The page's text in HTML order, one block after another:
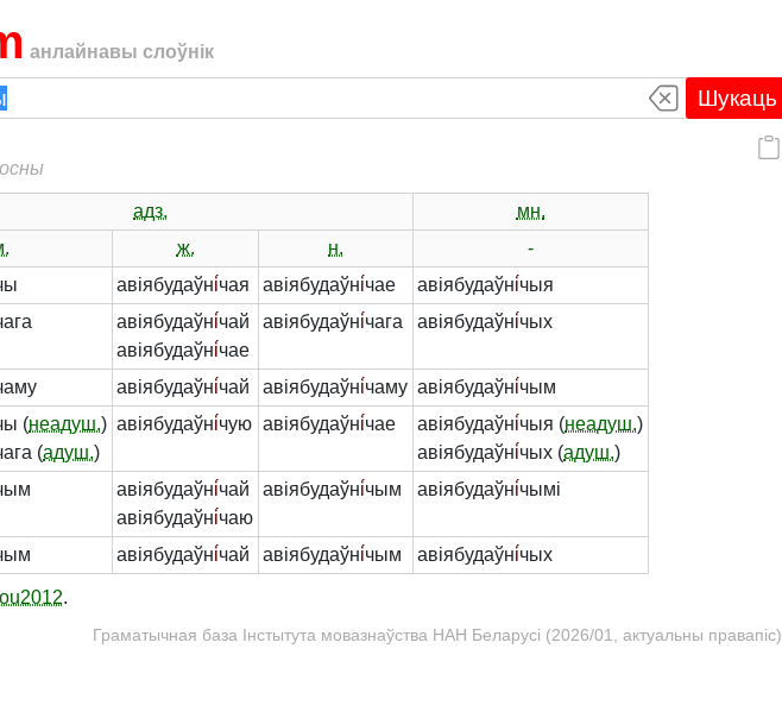
анлайнавы слоўнік
Шукаць
адз.
мн.
ж. н.
-
авіябудаўні́чая авіябудаўні́чае авіябудаўні́чыя
авіябудаўні́чай
авіябудаўні́чае
авіябудаўні́чага авіябудаўні́чых
авіябудаўні́чай авіябудаўні́чаму авіябудаўні́чым
(неадуш.)
(адуш.)
авіябудаўні́чую авіябудаўні́чае авіябудаўні́чыя (неадуш.)
авіябудаўні́чых (адуш.)
авіябудаўні́чай
авіябудаўні́чаю
авіябудаўні́чым авіябудаўні́чымі
авіябудаўні́чай авіябудаўні́чым авіябудаўні́чых
.
Граматычная база Інстытута мовазнаўства НАН Беларусі (2026/01, актуальны правапіс)